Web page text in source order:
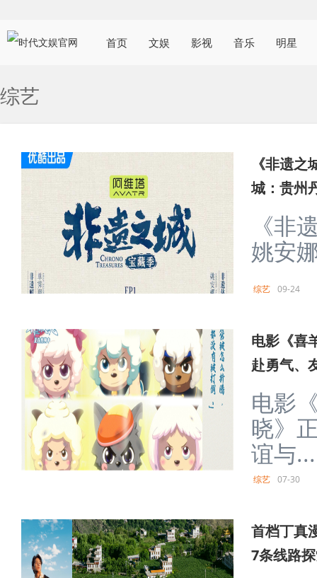
首页 文娱 影视 音乐 明星
综艺
《非遗
城：贵州
《非
姚安
综艺 09-24
电影《喜
赴勇气、
电影
晓》
谊与...
综艺 07-30
首档丁真
7条线路